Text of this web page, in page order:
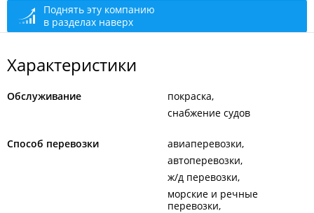
+7 914 704-13-01
+7 (423) 274-13-01
Поднять эту компанию
в разделах наверх
Характеристики
Обслуживание
покраска
снабжение судов
Способ перевозки
авиаперевозки
автоперевозки
ж/д перевозки
морские и речные
перевозки